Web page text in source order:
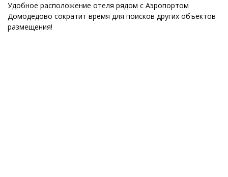
Удобное расположение отеля рядом с Аэропортом
Домодедово сократит время для поисков других объектов
размещения!